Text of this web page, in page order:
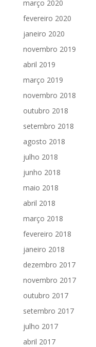
março 2020
fevereiro 2020
janeiro 2020
novembro 2019
abril 2019
março 2019
novembro 2018
outubro 2018
setembro 2018
agosto 2018
julho 2018
junho 2018
maio 2018
abril 2018
março 2018
fevereiro 2018
janeiro 2018
dezembro 2017
novembro 2017
outubro 2017
setembro 2017
julho 2017
abril 2017